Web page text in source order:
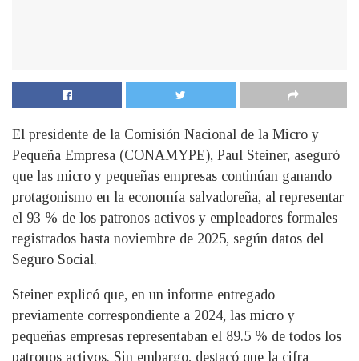
El presidente de la Comisión Nacional de la Micro y
Pequeña Empresa (CONAMYPE), Paul Steiner, aseguró
que las micro y pequeñas empresas continúan ganando
protagonismo en la economía salvadoreña, al representar
el 93 % de los patronos activos y empleadores formales
registrados hasta noviembre de 2025, según datos del
Seguro Social.
Steiner explicó que, en un informe entregado
previamente correspondiente a 2024, las micro y
pequeñas empresas representaban el 89.5 % de todos los
patronos activos. Sin embargo, destacó que la cifra